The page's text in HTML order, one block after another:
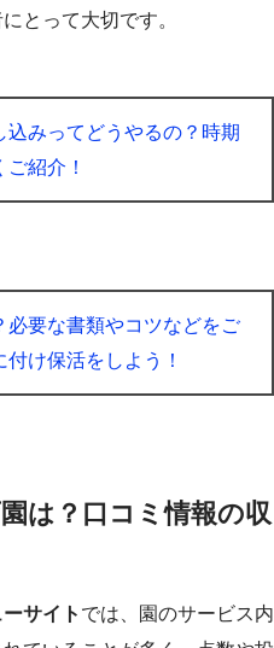
とって大切です。
みってどうやるの？時期
紹介！
必要な書類やコツなどをご
け保活をしよう！
は？口コミ情報の収
サイト では、園のサービス内